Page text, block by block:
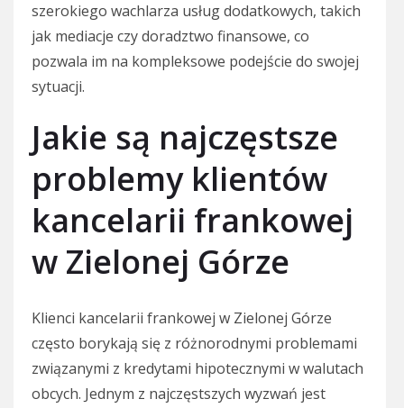
szerokiego wachlarza usług dodatkowych, takich
jak mediacje czy doradztwo finansowe, co
pozwala im na kompleksowe podejście do swojej
sytuacji.
Jakie są najczęstsze
problemy klientów
kancelarii frankowej
w Zielonej Górze
Klienci kancelarii frankowej w Zielonej Górze
często borykają się z różnorodnymi problemami
związanymi z kredytami hipotecznymi w walutach
obcych. Jednym z najczęstszych wyzwań jest